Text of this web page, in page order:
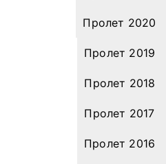
Пролет 2020
Пролет 2019
Пролет 2018
Пролет 2017
Пролет 2016